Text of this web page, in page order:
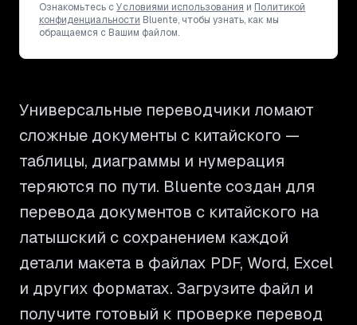
Ознакомьтесь сУсловиями использования и Политикой
конфиденциальности Bluente, чтобы узнать, как мы
обращаемся с Вашим файлом.
Универсальные переводчики ломают
сложные документы с китайского —
таблицы, диаграммы и нумерация
теряются по пути. Bluente создан для
перевода документов с китайского на
латышский с сохранением каждой
детали макета в файлах PDF, Word, Excel
и других форматах. Загрузите файл и
получите готовый к проверке перевод